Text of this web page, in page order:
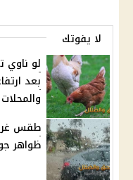
لا يفوتك
لو
بعد
طقس
ظواهر